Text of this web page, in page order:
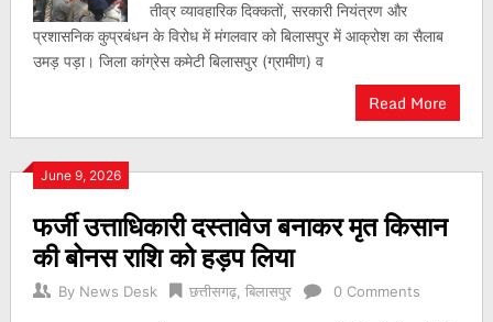
तीव्र व्यावहारिक दिक्कतों, सरकारी नियंत्रण और
प्रशासनिक कुप्रबंधन के विरोध में मंगलवार को बिलासपुर में आक्रोश का सैलाब
उमड़ पड़ा। जिला कांग्रेस कमेटी बिलासपुर (ग्रामीण) व
Read More
June 9, 2026
फर्जी उत्ताधिकारी दस्तावेज बनाकर मृत किसान
की बोनस राशि को हड़प लिया
By News Desk छत्तीसगढ़, बिलासपुर 0 Comments